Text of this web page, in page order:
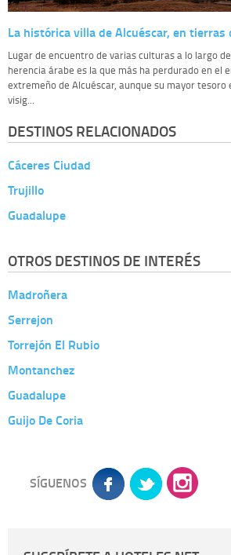
La histórica villa de Alcuéscar, en tierras
Lugar de encuentro de varias culturas a lo largo
herencia árabe es la que más ha perdurado en el
extremeño de Alcuéscar, aunque su mayor tesoro
visig...
DESTINOS RELACIONADOS
Cáceres Ciudad
Trujillo
Guadalupe
OTROS DESTINOS DE INTERÉS
Madroñera
Serrejon
Torrejón El Rubio
Montanchez
Guadalupe
Guijo De Coria
SÍGUENOS